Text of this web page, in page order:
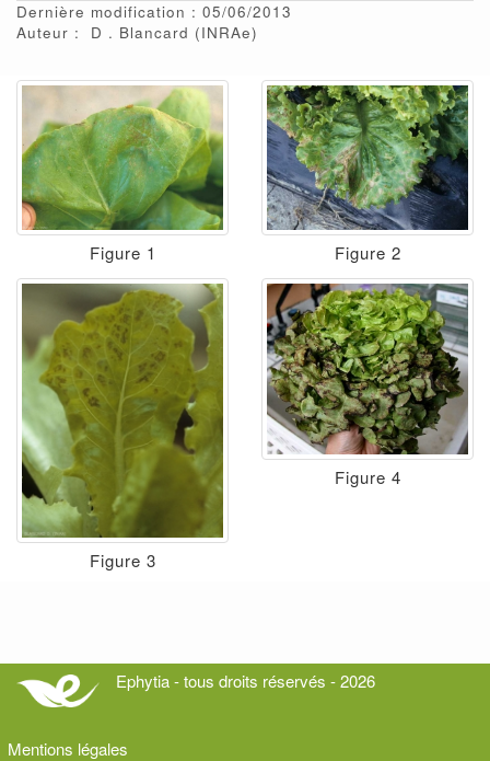
Dernière modification : 05/06/2013
Auteur :
D Blancard (INRAe)
Figure 1 Figure 2
Figure 3
Figure 4
Ephytia - tous droits réservés - 2026
Mentions légales